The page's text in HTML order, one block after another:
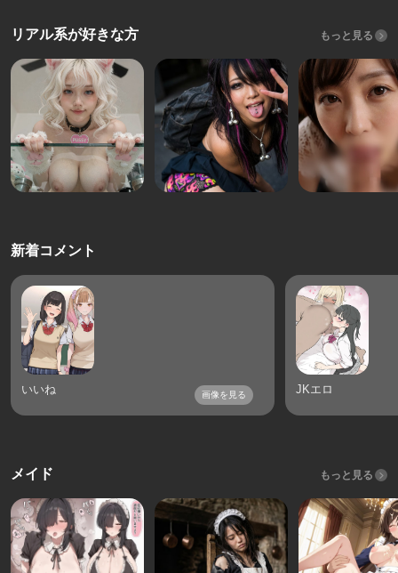
リアル系が好きな方 もっと見る
新着コメント
いいね 画像を見る JKエロ
メイド もっと見る